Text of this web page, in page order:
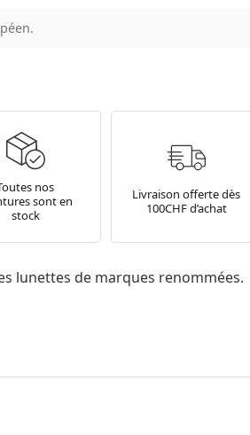
nos
sont en
stock
Livraison offerte dès
100CHF d’achat
lunettes de marques renommées.